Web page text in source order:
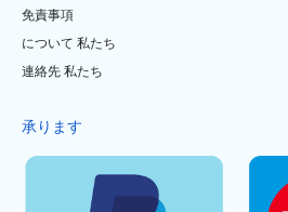
免責事項
について 私たち
連絡先 私たち
承ります